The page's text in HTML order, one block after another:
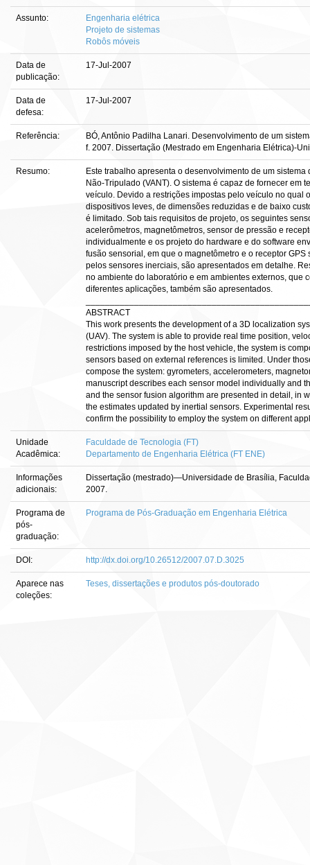
Assunto:
Engenharia elétrica
Projeto de sistemas
Robôs móveis
Data de
publicação:
17-Jul-2007
Data de
defesa:
17-Jul-2007
Referência:
BÓ, Antônio Padilha Lanari. Desenvolvimento de um
f. 2007. Dissertação (Mestrado em Engenharia Elétrica)-
Resumo:
Este trabalho apresenta o desenvolvimento de um
Não-Tripulado (VANT). O sistema é capaz de fornecer
veículo. Devido a restrições impostas pelo veículo no qual
dispositivos leves, de dimensões reduzidas e de baixo
é limitado. Sob tais requisitos de projeto, os seguintes
acelerômetros, magnetômetros, sensor de pressão e
individualmente e os projeto do hardware e do software
fusão sensorial, em que o magnetômetro e o receptor
pelos sensores inerciais, são apresentados em detalhe.
no ambiente do laboratório e em ambientes externos, que
diferentes aplicações, também são apresentados.
ABSTRACT
This work presents the development of a 3D localization
(UAV). The system is able to provide real time position,
restrictions imposed by the host vehicle, the system is
sensors based on external references is limited. Under
compose the system: gyrometers, accelerometers,
manuscript describes each sensor model individually and
and the sensor fusion algorithm are presented in detail, in
the estimates updated by inertial sensors. Experimental
confirm the possibility to employ the system on different
Unidade
Acadêmica:
Faculdade de Tecnologia (FT)
Departamento de Engenharia Elétrica (FT ENE)
Informações
adicionais:
Dissertação (mestrado)—Universidade de Brasília,
2007.
Programa de
pós-
graduação:
Programa de Pós-Graduação em Engenharia Elétrica
DOI: http://dx.doi.org/10.26512/2007.07.D.3025
Aparece nas
coleções:
Teses, dissertações e produtos pós-doutorado